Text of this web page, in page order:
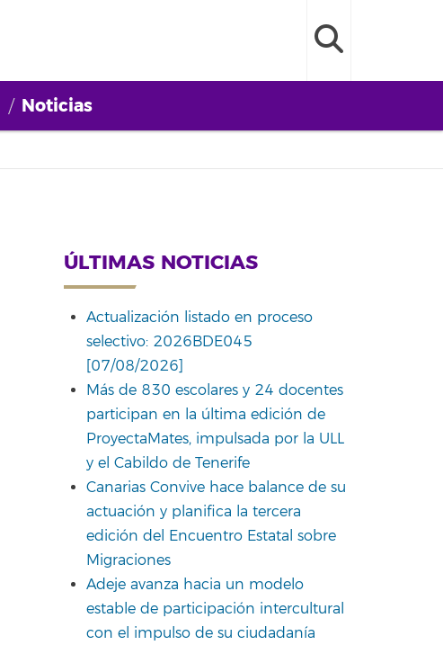
Noticias
ÚLTIMAS NOTICIAS
Actualización listado en proceso
selectivo: 2026BDE045
[07/08/2026]
Más de 830 escolares y 24 docentes
participan en la última edición de
ProyectaMates, impulsada por la ULL
y el Cabildo de Tenerife
Canarias Convive hace balance de su
actuación y planifica la tercera
edición del Encuentro Estatal sobre
Migraciones
Adeje avanza hacia un modelo
estable de participación intercultural
con el impulso de su ciudadanía